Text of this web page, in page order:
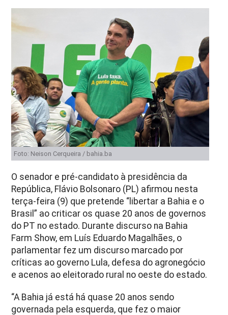
Foto: Neison Cerqueira / bahia.ba
O senador e pré-candidato à presidência da
República, Flávio Bolsonaro (PL) afirmou nesta
terça-feira (9) que pretende “libertar a Bahia e o
Brasil” ao criticar os quase 20 anos de governos
do PT no estado. Durante discurso na Bahia
Farm Show, em Luís Eduardo Magalhães, o
parlamentar fez um discurso marcado por
críticas ao governo Lula, defesa do agronegócio
e acenos ao eleitorado rural no oeste do estado.
“A Bahia já está há quase 20 anos sendo
governada pela esquerda, que fez o maior